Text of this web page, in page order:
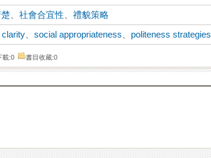
、社會合宜性 、禮貌策略
clarity 、social appropriateness
politeness strategies
載:0 書目收藏:0